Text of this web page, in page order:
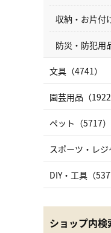
収納・お片付
防災・防犯用
文具（4741）
園芸用品（1922
ペット（5717）
スポーツ・レジ
DIY・工具（
ショップ内検